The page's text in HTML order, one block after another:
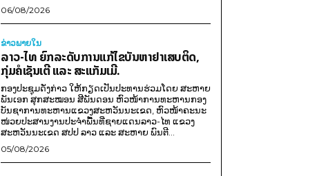
06/08/2026
ຂ່າວພາຍ​ໃນ
ລາວ-ໄທ ຍົກລະດັບການແກ້ໄຂບັນຫາຢາເສບຕິດ,
ກຸ່ມຄໍເຊັນເຕີ ແລະ ສະແກັມເມີ.
ກອງປະຊຸມດັ່ງກ່າວ ໃຫ້ກຽດເປັນປະທານຮ່ວມໂດຍ ສະຫາຍ
ພັນເອກ ສຸກສະໝອນ ສີພັນດອນ ຫົວໜ້າການທະຫານກອງ
ບັນຊາການທະຫານແຂວງສະຫວັນນະເຂດ, ຫົວໜ້າຄະນະ
ໜ່ວຍປະສານງານປະຈຳພື້ນທີ່ຊາຍແດນລາວ-ໄທ ແຂວງ
ສະຫວັນນະເຂດ ສປປ ລາວ ແລະ ສະຫາຍ ພົນຕີ...
05/08/2026